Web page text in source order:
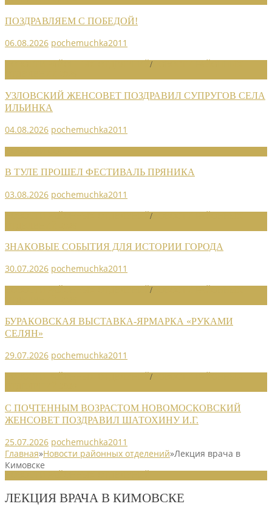
ПОЗДРАВЛЯЕМ С ПОБЕДОЙ!
06.08.2026 pochemuchka2011
/
УЗЛОВСКИЙ ЖЕНСОВЕТ ПОЗДРАВИЛ СУПРУГОВ СЕЛА
ИЛЬИНКА
04.08.2026 pochemuchka2011
В ТУЛЕ ПРОШЕЛ ФЕСТИВАЛЬ ПРЯНИКА
03.08.2026 pochemuchka2011
/
ЗНАКОВЫЕ СОБЫТИЯ ДЛЯ ИСТОРИИ ГОРОДА
30.07.2026 pochemuchka2011
/
БУРАКОВСКАЯ ВЫСТАВКА-ЯРМАРКА «РУКАМИ
СЕЛЯН»
29.07.2026 pochemuchka2011
/
С ПОЧТЕННЫМ ВОЗРАСТОМ НОВОМОСКОВСКИЙ
ЖЕНСОВЕТ ПОЗДРАВИЛ ШАТОХИНУ И.Г.
25.07.2026 pochemuchka2011
Главная»Новости районных отделений»Лекция врача в
Кимовске
ЛЕКЦИЯ ВРАЧА В КИМОВСКЕ